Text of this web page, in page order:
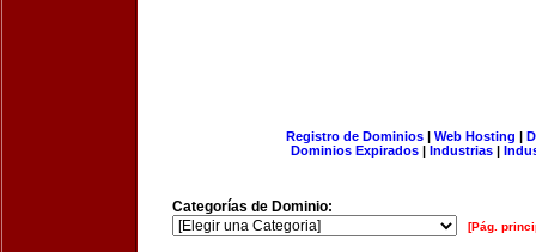
Registro de Dominios| Web Hosting |
Dominios Expirados | Industrias |
Categorías de Dominio:
[Pág.